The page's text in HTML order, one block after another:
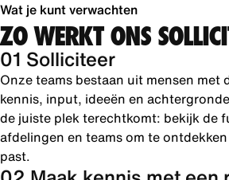
Wat je kunt verwachten
ZO WERKT ONS
01 Solliciteer
Onze teams bestaan uit mensen met
kennis, input, ideeën en
de juiste plek terechtkomt: bekijk de
afdelingen en teams om te
past.